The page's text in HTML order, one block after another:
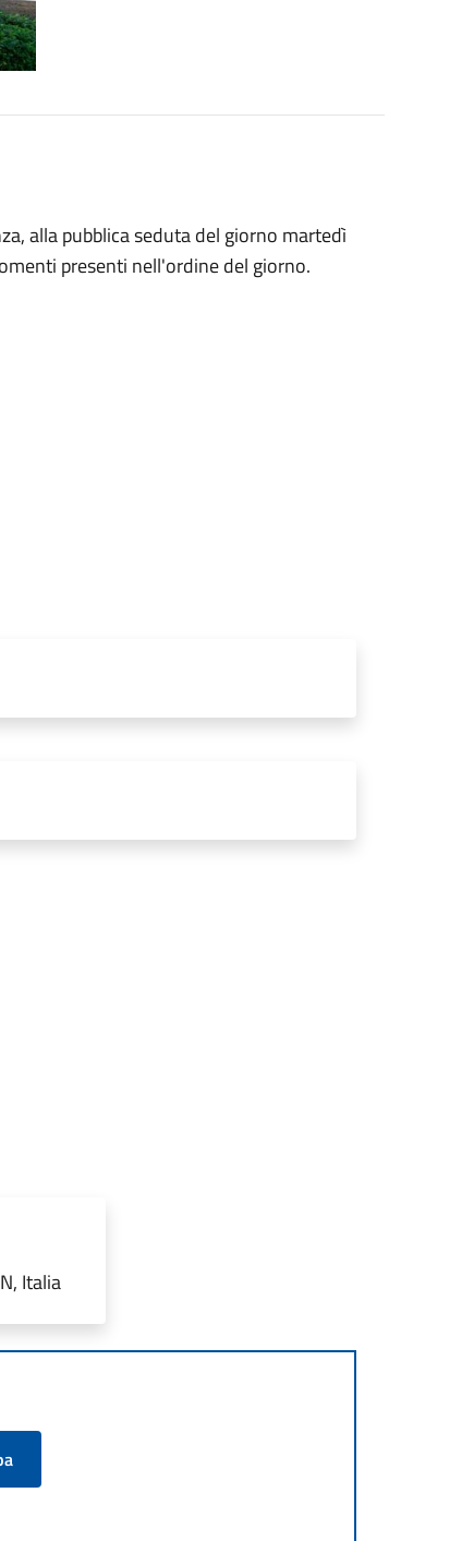
alla pubblica seduta del giorno martedì
presenti nell'ordine del giorno.
Italia